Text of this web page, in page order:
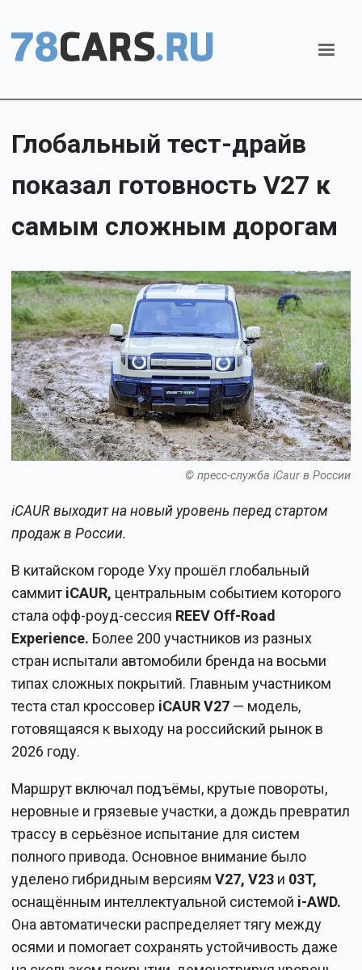
Глобальный тест-драйв
показал готовность V27 к
самым сложным дорогам
© пресс-служба iCaur в России
iCAUR выходит на новый уровень перед стартом
продаж в России.
В китайском городе Уху прошёл глобальный
саммит iCAUR, центральным событием которого
стала офф-роуд-сессия REEV Off-Road
Experience. Более 200 участников из разных
стран испытали автомобили бренда на восьми
типах сложных покрытий. Главным участником
теста стал кроссовер iCAUR V27 — модель,
готовящаяся к выходу на российский рынок в
2026 году.
Маршрут включал подъёмы, крутые повороты,
неровные и грязевые участки, а дождь превратил
трассу в серьёзное испытание для систем
полного привода. Основное внимание было
уделено гибридным версиямV27, V23 и 03T,
оснащённым интеллектуальной системой i-AWD.
Она автоматически распределяет тягу между
осями и помогает сохранять устойчивость даже